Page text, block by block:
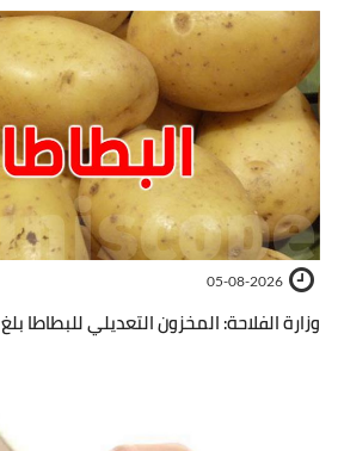
05-08-2026
وزارة الفلاحة: المخزون التعديلي للبطاطا بلغ 12392 طنا